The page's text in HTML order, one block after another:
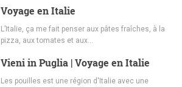
Voyage en Italie
L’Italie, ça me fait penser aux pâtes fraîches, à la
pizza, aux tomates et aux…
Vieni in Puglia | Voyage en Italie
Les pouilles est une région d'Italie avec une